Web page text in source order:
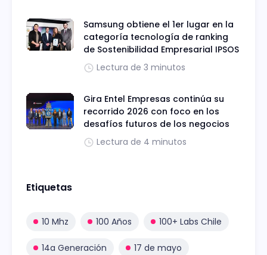
Samsung obtiene el 1er lugar en la
categoría tecnología de ranking
de Sostenibilidad Empresarial IPSOS
Lectura de 3 minutos
Gira Entel Empresas continúa su
recorrido 2026 con foco en los
desafíos futuros de los negocios
Lectura de 4 minutos
Etiquetas
10 Mhz 100 Años 100+ Labs Chile
14a Generación 17 de mayo